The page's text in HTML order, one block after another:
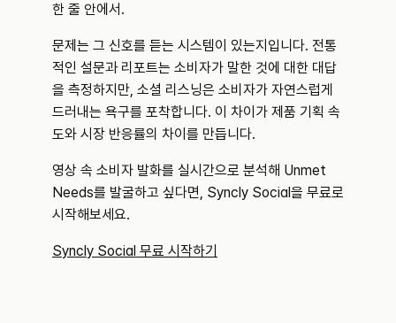
한 줄 안에서.
문제는 그 신호를 듣는 시스템이 있는지입니다. 전통
적인 설문과 리포트는 소비자가 말한 것에 대한 대답
을 측정하지만, 소셜 리스닝은 소비자가 자연스럽게
드러내는 욕구를 포착합니다. 이 차이가 제품 기획 속
도와 시장 반응률의 차이를 만듭니다.
영상 속 소비자 발화를 실시간으로 분석해 Unmet
Needs를 발굴하고 싶다면, Syncly Social을 무료로
시작해보세요.
Syncly Social 무료 시작하기